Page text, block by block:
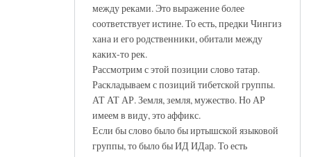
между реками. Это выражение более
соответствует истине. То есть, предки Чингиз
хана и его родственники, обитали между
каких-то рек.
Рассмотрим с этой позиции слово татар.
Раскладываем с позиций тибетской группы.
АТ АТ АР. Земля, земля, мужество. Но АР
имеем в виду, это аффикс.
Если бы слово было бы иртышской языковой
группы, то было бы ИД ИДар. То есть